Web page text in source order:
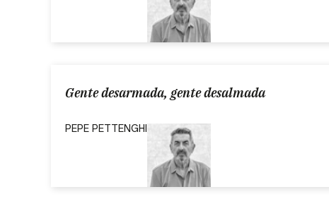
Gente desarmada, gente desalmada
PEPE PETTENGHI